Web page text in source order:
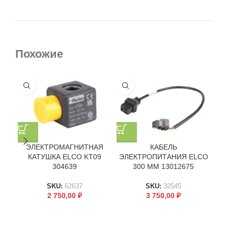
Похожие
ЭЛЕКТРОМАГНИТНАЯ
КАТУШКА ELCO KT09
304639
SKU: 62637
2 750,00 ₽
КАБЕЛЬ
ЭЛЕКТРОПИТАНИЯ ELCO
300 ММ 13012675
SKU: 32545
3 750,00 ₽